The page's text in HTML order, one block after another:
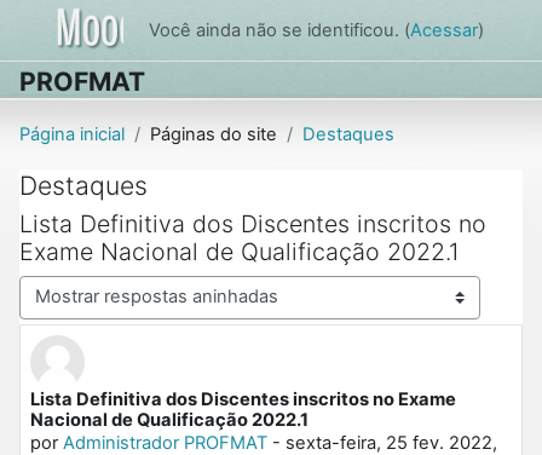
Ir para o conteúdo principal
Você ainda não se identificou. (Acessar)
PROFMAT
Página inicial Páginas do site Destaques
Destaques
Lista Definitiva dos Discentes inscritos no
Exame Nacional de Qualificação 2022.1
Modo de visualização
Lista Definitiva dos Discentes inscritos no Exame
Nacional de Qualificação 2022.1
porAdministrador PROFMAT - sexta-feira, 25 fev. 2022,
Número de respostas: 0